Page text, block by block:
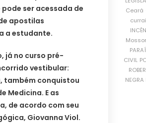
ser acessada de
apostilas
a estudante.
já no curso pré-
vestibular:
também conquistou
Medicina. E as
de acordo com seu
Giovanna Viol.
Ceará
CIVIL
NEGRA